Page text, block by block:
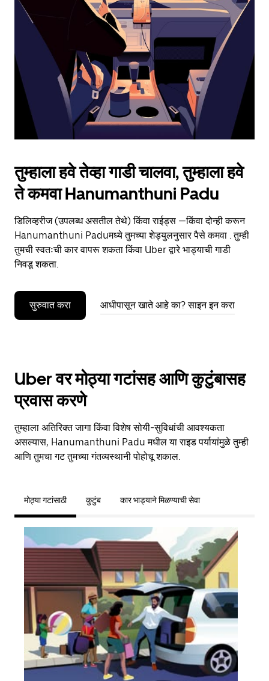
the
escape
button
the
calendar.
तुम्हाला हवे तेव्हा गाडी चालवा, तुम्हाला हवे
ते कमवा Hanumanthuni Padu
डिलिव्हरीज (उपलब्ध असतील तेथे) किंवा राईड्स —किंवा दोन्ही करून
Hanumanthuni Paduमध्ये तुमच्या शेड्युलनुसार पैसे कमवा . तुम्ही
तुमची स्वतःची कार वापरू शकता किंवा Uber द्वारे भाड्याची गाडी
निवडू शकता.
सुरुवात करा आधीपासून खाते आहे का? साइन इन करा
Uber वर मोठ्या गटांसह आणि कुटुंबासह
प्रवास करणे
तुम्हाला अतिरिक्त जागा किंवा विशेष सोयी-सुविधांची आवश्यकता
असल्यास, Hanumanthuni Padu मधील या राइड पर्यायांमुळे तुम्ही
आणि तुमचा गट तुमच्या गंतव्यस्थानी पोहोचू शकाल.
मोठ्या गटांसाठी कुटुंब कार भाड्याने मिळण्याची सेवा